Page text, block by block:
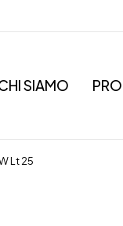
SIAMO
Lt 25